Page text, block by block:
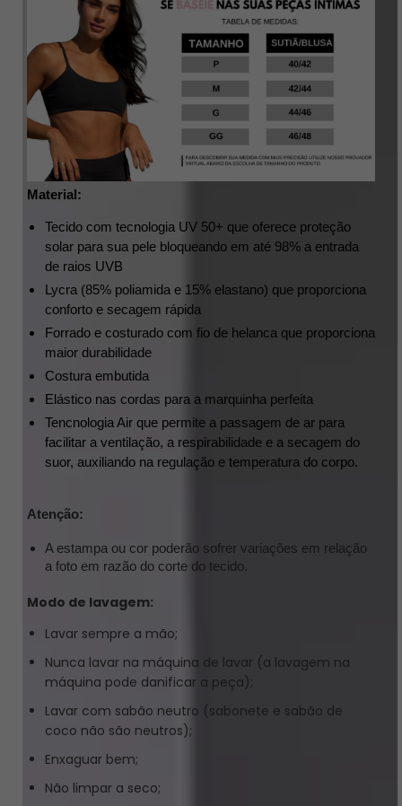
Material:
Tecido com tecnologia UV 50+ que oferece proteção
solar para sua pele bloqueando em até 98% a entrada
de raios UVB
Lycra (85% poliamida e 15% elastano) que proporciona
conforto e secagem rápida
Forrado e costurado com fio de helanca que proporciona
maior durabilidade
Costura embutida
Elástico nas cordas para a marquinha perfeita
Tencnologia Air que permite a passagem de ar para
facilitar a ventilação, a respirabilidade e a secagem do
suor, auxiliando na regulação e temperatura do corpo.
Atenção:
A estampa ou cor poderão sofrer variações em relação
a foto em razão do corte do tecido.
Modo de lavagem:
Lavar sempre a mão;
Nunca lavar na máquina de lavar (a lavagem na
máquina pode danificar a peça);
Lavar com sabão neutro (sabonete e sabão de
coco não são neutros);
Enxaguar bem;
Não limpar a seco;